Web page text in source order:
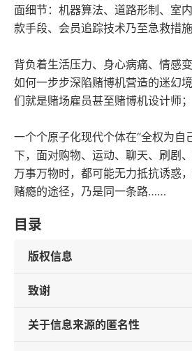
面细节：机器算法、道路形制、室
款手段、会员追踪技术乃至急救措
背负着生活压力、身心病痛、情感
如何一步步深陷赌博机营造的迷幻
们就是赌场雇员甚至赌博机设计师；
一个个原子化现代个体在“全权为自
下，面对购物、运动、聊天、刷剧
万事万物时，都可能无力抵抗诱惑
赌瘾的途径，乃是同一条路……
目录
版权信息
致谢
关于信息来源的匿名性